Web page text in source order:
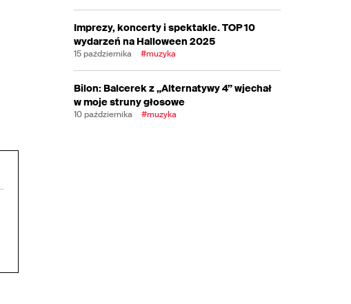
Imprezy, koncerty i spektakle. TOP 10
wydarzeń na Halloween 2025
15 października #muzyka
Bilon: Balcerek z „Alternatywy 4” wjechał
w moje struny głosowe
10 października #muzyka